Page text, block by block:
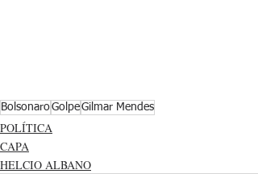
BolsonaroGolpeGilmar Mendes
POLÍTICA
CAPA
HELCIO ALBANO